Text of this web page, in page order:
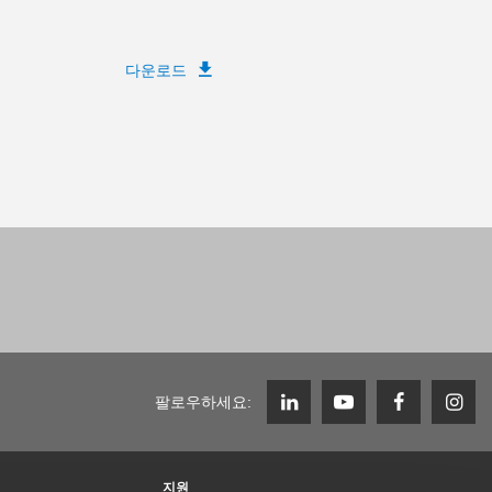
다운로드
팔로우하세요:
지원